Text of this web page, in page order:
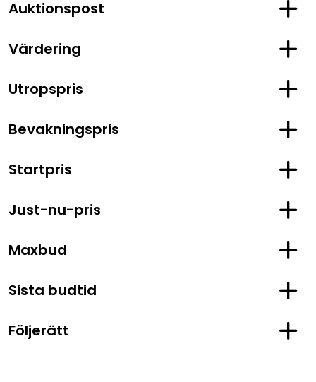
Auktionspost
Värdering
Utropspris
Bevakningspris
Startpris
Just-nu-pris
Maxbud
Sista budtid
Följerätt